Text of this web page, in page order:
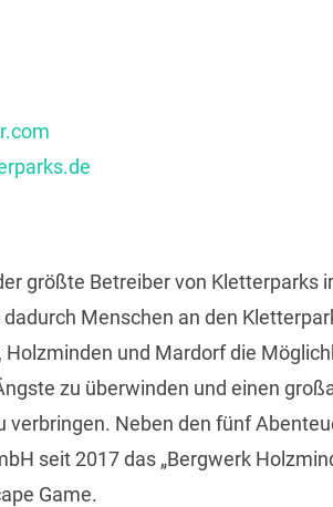
größte Betreiber von Kletterparks
Menschen an den
und Mardorf die
zu überwinden und einen
verbringen. Neben den fünf
seit 2017 das „Bergwerk
Game.